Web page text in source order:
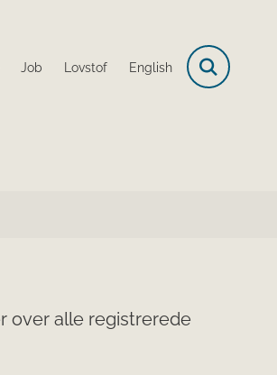
Job Lovstof English
over alle registrerede